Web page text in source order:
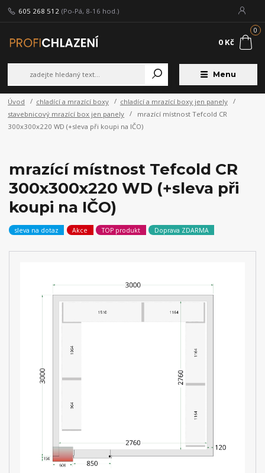
Menu
605 268 512 (Po-Pá, 8-16 hod.)
0
0 Kč
Úvod chladící a mrazící boxy
chladící a mrazící boxy jen panely
stavebnicový mrazící box jen panely
mrazící místnost Tefcold CR
300x300x220 WD (+sleva při koupi na IČO)
mrazící místnost Tefcold CR
300x300x220 WD (+sleva při
koupi na IČO)
sleva na dotaz Akce TOP produkt Doprava ZDARMA